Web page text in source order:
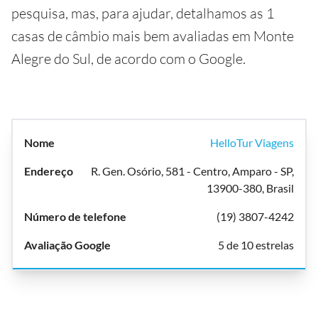
pesquisa, mas, para ajudar, detalhamos as 1
casas de câmbio mais bem avaliadas em Monte
Alegre do Sul, de acordo com o Google.
HelloTur Viagens
R. Gen. Osório, 581 - Centro, Amparo - SP,
13900-380, Brasil
(19) 3807-4242
5 de 10 estrelas